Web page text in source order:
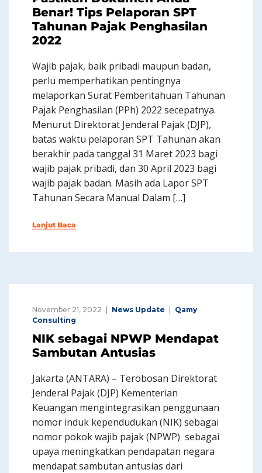
Benar! Tips Pelaporan SPT
Tahunan Pajak Penghasilan
2022
Wajib pajak, baik pribadi maupun badan,
perlu memperhatikan pentingnya
melaporkan Surat Pemberitahuan Tahunan
Pajak Penghasilan (PPh) 2022 secepatnya.
Menurut Direktorat Jenderal Pajak (DJP),
batas waktu pelaporan SPT Tahunan akan
berakhir pada tanggal 31 Maret 2023 bagi
wajib pajak pribadi, dan 30 April 2023 bagi
wajib pajak badan. Masih ada Lapor SPT
Tahunan Secara Manual Dalam […]
Lanjut Baca
November 21, 2022 News Update
Qamy
Consulting
NIK sebagai NPWP Mendapat
Sambutan Antusias
Jakarta (ANTARA) – Terobosan Direktorat
Jenderal Pajak (DJP) Kementerian
Keuangan mengintegrasikan penggunaan
nomor induk kependudukan (NIK) sebagai
nomor pokok wajib pajak (NPWP) sebagai
upaya meningkatkan pendapatan negara
mendapat sambutan antusias dari